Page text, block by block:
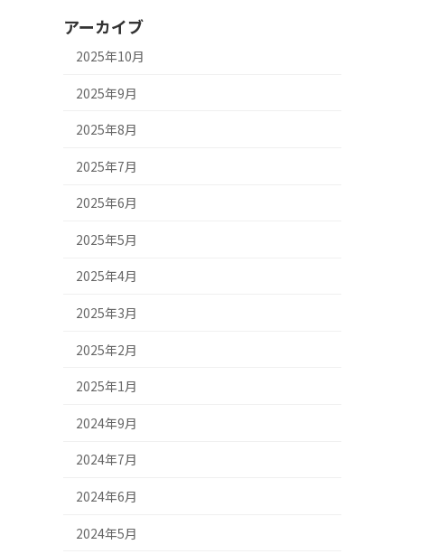
アーカイブ
2025年10月
2025年9月
2025年8月
2025年7月
2025年6月
2025年5月
2025年4月
2025年3月
2025年2月
2025年1月
2024年9月
2024年7月
2024年6月
2024年5月